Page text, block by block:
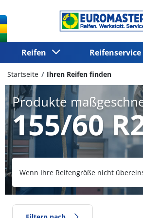
Reifen Reifenservice
Startseite Ihren Reifen finden
Produkte
155/60
Wenn Ihre Reifengröße nicht